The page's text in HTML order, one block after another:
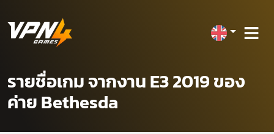
รายชื่อเกม จากงาน E3 2019 ของ
ค่าย Bethesda